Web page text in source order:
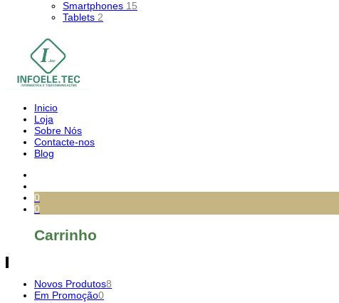
Smartphones 15
Tablets 2
Inicio
Loja
Sobre Nós
Contacte-nos
Blog
0
0
Carrinho
Novos Produtos8
Em Promoção0